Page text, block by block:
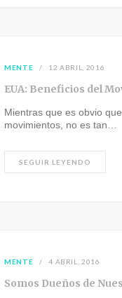
MENTE 12 ABRIL, 2016
EUA: Beneficios del
Mientras que es obvio
movimientos, no es tan…
SEGUIR LEYENDO
MENTE 4 ABRIL, 2016
Somos Dueños de